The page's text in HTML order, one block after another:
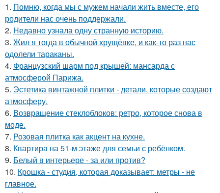
1. Помню, когда мы с мужем начали жить вместе, его
родители нас очень поддержали.
2. Недавно узнала одну странную историю.
3. Жил я тогда в обычной хрущёвке, и как-то раз нас
одолели тараканы.
4. Французский шарм под крышей: мансарда с
атмосферой Парижа.
5. Эстетика винтажной плитки - детали, которые создают
атмосферу.
6. Возвращение стеклоблоков: ретро, которое снова в
моде.
7. Розовая плитка как акцент на кухне.
8. Квартира на 51-м этаже для семьи с ребёнком.
9. Белый в интерьере - за или против?
10. Крошка - студия, которая доказывает: метры - не
главное.